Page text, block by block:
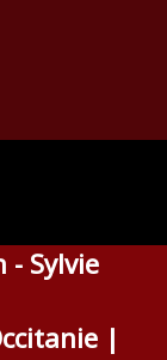
- Sylvie
|